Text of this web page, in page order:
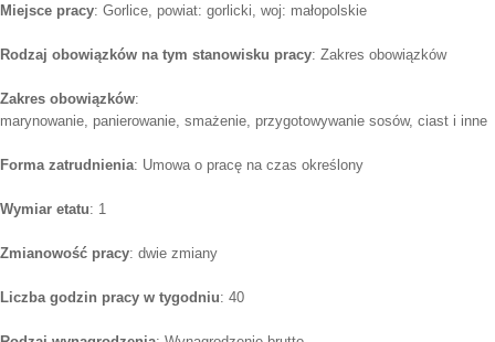
Miejsce pracy: Gorlice, powiat: gorlicki, woj: małopolskie
Rodzaj obowiązków na tym stanowisku pracy: Zakres obowiązków
Zakres obowiązków:
marynowanie, panierowanie, smażenie, przygotowywanie sosów, ciast i inne
Forma zatrudnienia: Umowa o pracę na czas określony
Wymiar etatu: 1
Zmianowość pracy: dwie zmiany
Liczba godzin pracy w tygodniu: 40